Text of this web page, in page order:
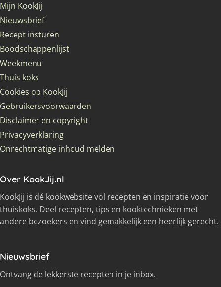
Mijn KookJij
Nieuwsbrief
Recept insturen
Boodschappenlijst
Weekmenu
Thuis koks
Cookies op KookJij
Gebruikersvoorwaarden
Disclaimer en copyright
Privacyverklaring
Onrechtmatige inhoud melden
Over KookJij.nl
KookJij is dé kookwebsite vol recepten en inspiratie voor
thuiskoks. Deel recepten, tips en kooktechnieken met
andere bezoekers en vind gemakkelijk een heerlijk gerecht.
Nieuwsbrief
Ontvang de lekkerste recepten in je inbox.